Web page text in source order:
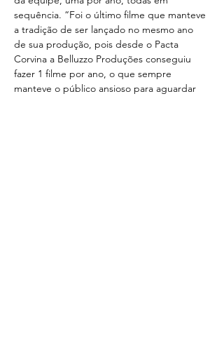
sequência. “Foi o último filme que manteve
a tradição de ser lançado no mesmo ano
de sua produção, pois desde o Pacta
Corvina a Belluzzo Produções conseguiu
fazer 1 filme por ano, o que sempre
manteve o público ansioso para aguardar